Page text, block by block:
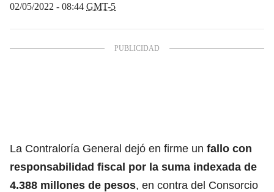
02/05/2022 - 08:44 GMT-5
La Contraloría General dejó en firme un fallo con
responsabilidad fiscal por la suma indexada de
4.388 millones de pesos, en contra del Consorcio